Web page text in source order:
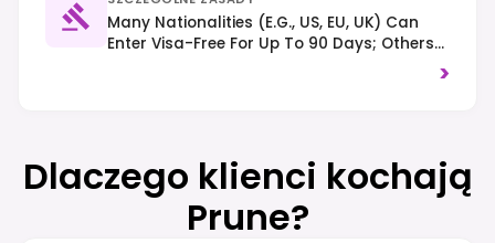
Many Nationalities (e.g., US, EU, UK) Can
Enter Visa-Free For Up To 90 Days; Others
>
Dlaczego klienci kochają
Prune?